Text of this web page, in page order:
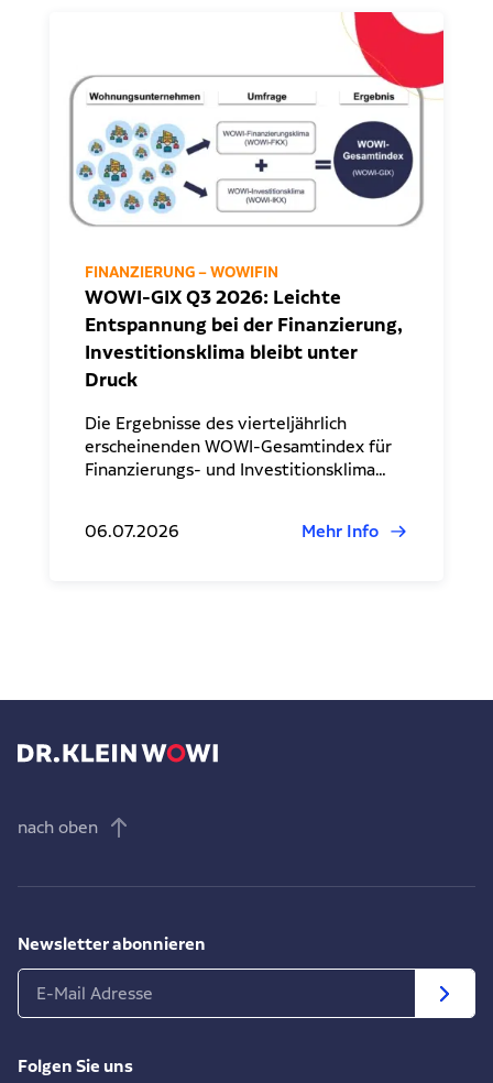
FINANZIERUNG – WOWIFIN
WOWI-GIX Q3 2026: Leichte
Entspannung bei der Finanzierung,
Investitionsklima bleibt unter
Druck
Die Ergebnisse des vierteljährlich
erscheinenden WOWI-Gesamtindex für
Finanzierungs- und Investitionsklima…
06.07.2026 Mehr Info
nach oben
Newsletter abonnieren
Folgen Sie uns